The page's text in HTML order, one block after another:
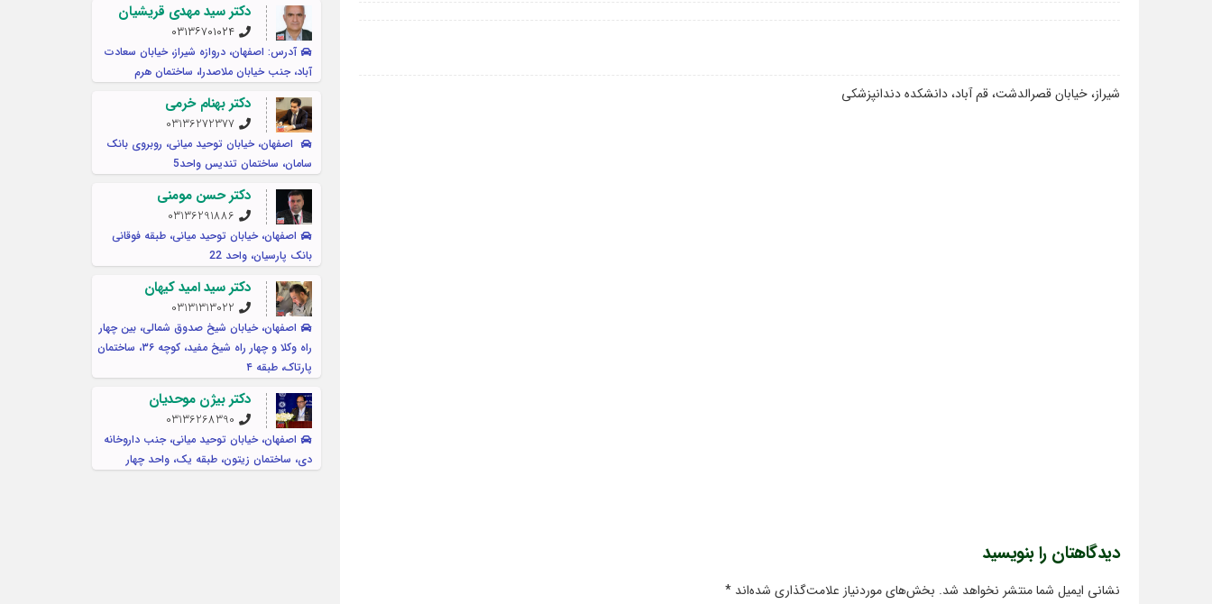
شیراز، خیابان قصرالدشت، قم آباد، دانشکده دندانپزشکی
دیدگاهتان را بنویسید
نشانی ایمیل شما منتشر نخواهد شد. بخش‌های موردنیاز علامت‌گذاری شده‌اند *
دکتر سید مهدی قریشیان
۰۳۱۳۶۷۰۱۰۲۴
آدرس: اصفهان، دروازه شیراز، خیابان سعادت
آباد، جنب خیابان ملاصدرا، ساختمان هرم
دکتر بهنام خرمی
03136272377
اصفهان، خیابان توحید میانی، روبروی بانک
سامان، ساختمان تندیس واحد5
دکتر حسن مومنی
03136291886
اصفهان، خیابان توحید میانی، طبقه فوقانی
بانک پارسیان، واحد 22
دکتر سید امید کیهان
03131313022
اصفهان، خیابان شیخ صدوق شمالی، بین چهار
راه وکلا و چهار راه شیخ مفید، کوچه ۳۶، ساختمان
پارتاک، طبقه ۴
دکتر بیژن موحدیان
03136268390
اصفهان، خیابان توحید میانی، جنب داروخانه
دی، ساختمان زیتون، طبقه یک، واحد چهار